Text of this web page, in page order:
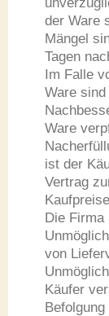
der Ware
Mängel
Tagen
Im Falle
Ware
Ware
ist der
Vertrag
Die Firma
von
Käufer